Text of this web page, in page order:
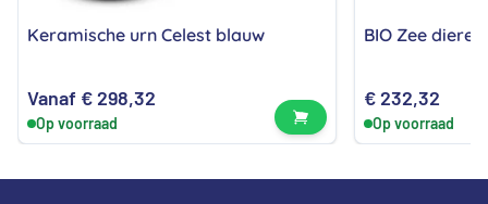
Keramische urn Celest blauw
Vanaf €298,32
Op voorraad Bekijk product
BIO Zee
€232,32
Op voorraad